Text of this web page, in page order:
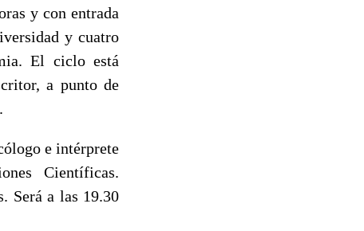
y con entrada
y cuatro
El ciclo está
a punto de
e intérprete
Científicas.
Será a las 19.30